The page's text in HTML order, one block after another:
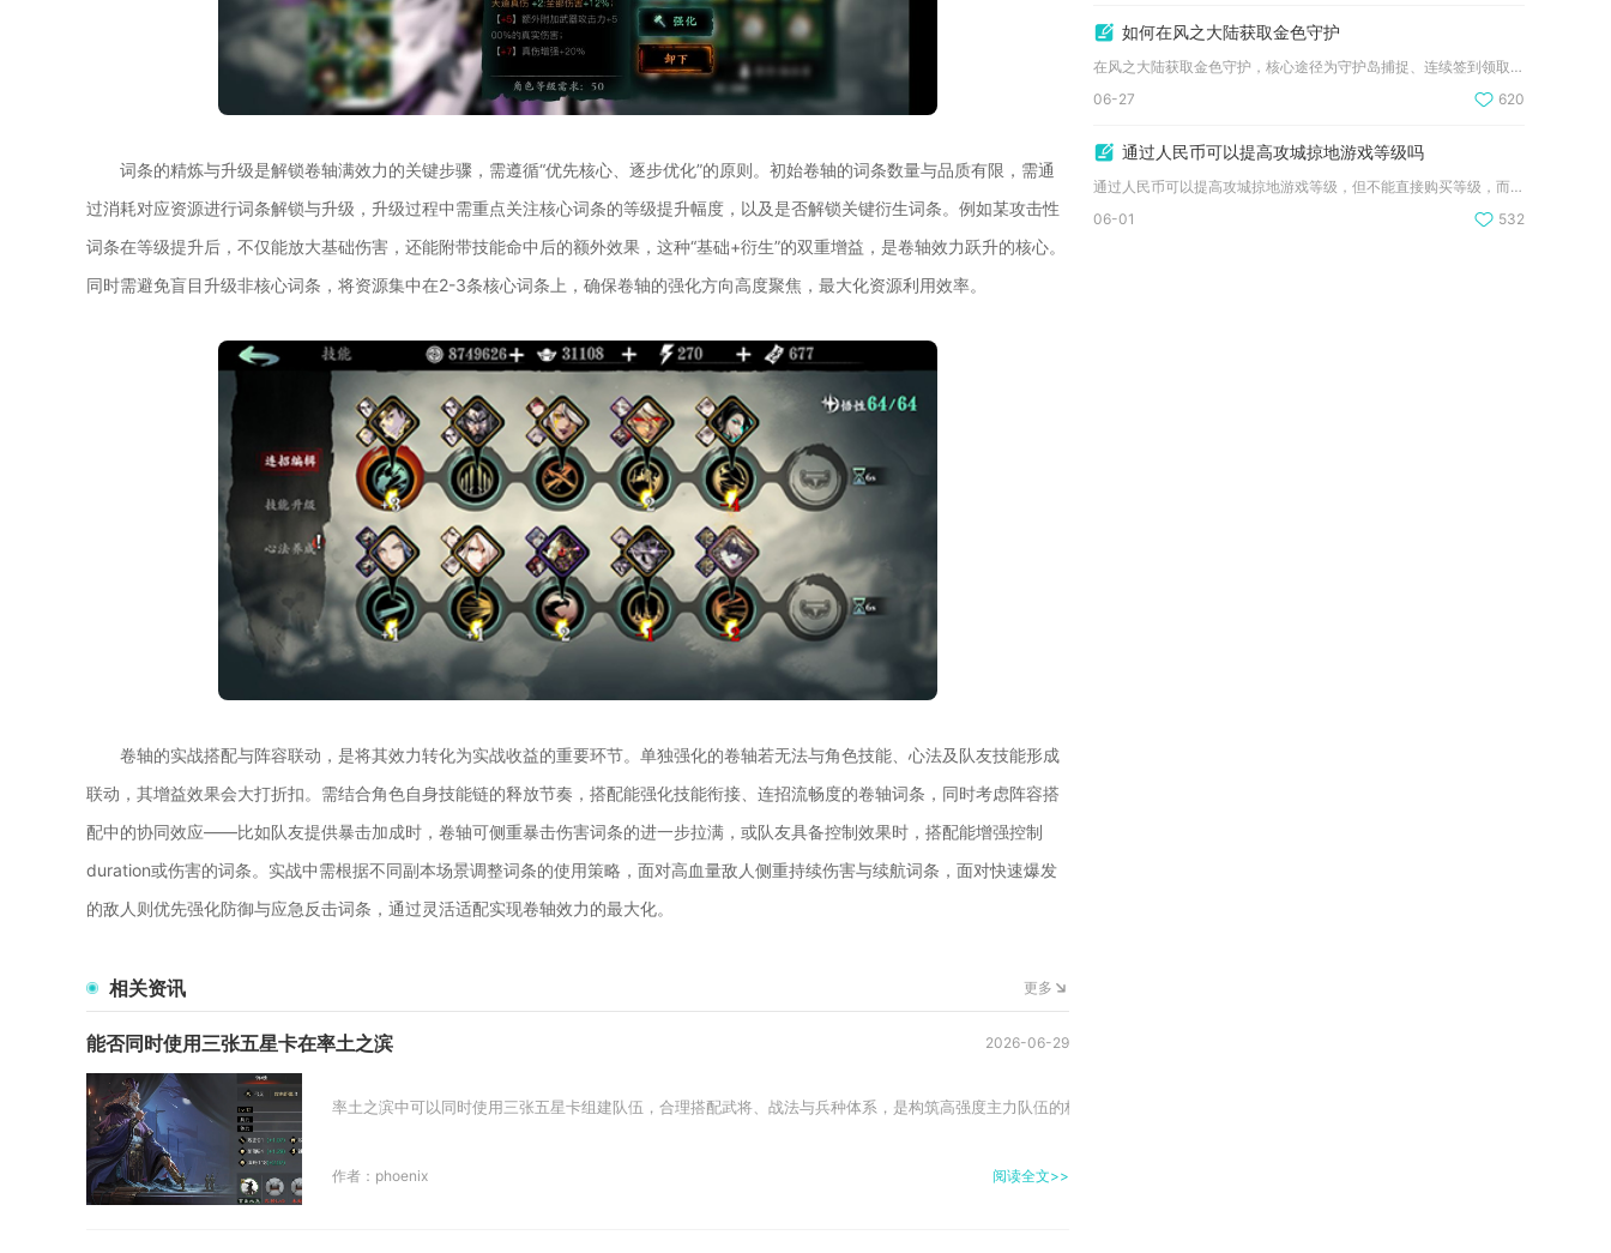
词条的精炼与升级是解锁卷轴满效力的关键步骤，需遵循“优先核心、逐步优化”的原则。初始卷轴的词条数量与品质有限，需通
过消耗对应资源进行词条解锁与升级，升级过程中需重点关注核心词条的等级提升幅度，以及是否解锁关键衍生词条。例如某攻击性
词条在等级提升后，不仅能放大基础伤害，还能附带技能命中后的额外效果，这种“基础+衍生”的双重增益，是卷轴效力跃升的核心。
同时需避免盲目升级非核心词条，将资源集中在2-3条核心词条上，确保卷轴的强化方向高度聚焦，最大化资源利用效率。
卷轴的实战搭配与阵容联动，是将其效力转化为实战收益的重要环节。单独强化的卷轴若无法与角色技能、心法及队友技能形成
联动，其增益效果会大打折扣。需结合角色自身技能链的释放节奏，搭配能强化技能衔接、连招流畅度的卷轴词条，同时考虑阵容搭
配中的协同效应——比如队友提供暴击加成时，卷轴可侧重暴击伤害词条的进一步拉满，或队友具备控制效果时，搭配能增强控制
duration或伤害的词条。实战中需根据不同副本场景调整词条的使用策略，面对高血量敌人侧重持续伤害与续航词条，面对快速爆发
的敌人则优先强化防御与应急反击词条，通过灵活适配实现卷轴效力的最大化。
相关资讯 更多
能否同时使用三张五星卡在率土之滨 2026-06-29
率土之滨中可以同时使用三张五星卡组建队伍，合理搭配武将、战法与兵种体系，是构筑高强度主力队伍的核心方式，也是主流实战玩法的核心选择。三张五星卡组队是率土常规主力配
作者：phoenix 阅读全文>>
如何在风之大陆获取金色守护
在风之大陆获取金色守护，核心途径为守护岛捕捉、连续签到领取、...
06-27
620
通过人民币可以提高攻城掠地游戏等级吗
通过人民币可以提高攻城掠地游戏等级，但不能直接购买等级，而是...
06-01
532